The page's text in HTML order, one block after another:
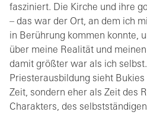
fasziniert. Die Kirche und ihre
– das war der Ort, an dem ich
in Berührung kommen konnte,
über meine Realität und
damit größter war als ich
Priesterausbildung sieht
Zeit, sondern eher als Zeit des
Charakters, des